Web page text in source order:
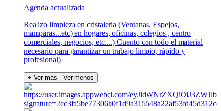
Agenda actualizada
Realizo limpieza en cristaleria (Ventanas, Espejos,
mamparas...etc) en hogares, oficinas, colegios , centro
comerciales, negocios, etc....) Cuento con todo el material
necesario para garantizar un trabajo limpio, rápido y
profesional)
+ Ver más - Ver menos